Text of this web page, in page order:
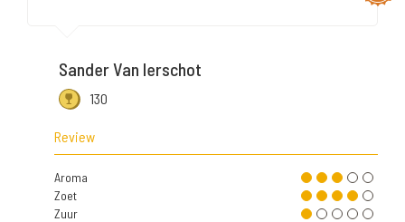
Sander Van Ierschot
130
Review
Aroma
Zoet
Zuur